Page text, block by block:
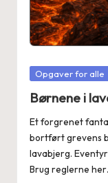
Posted
Opgaver for alle
Børnene i
Et forgrenet
bortført grevens
lavabjerg.
Brug reglerne